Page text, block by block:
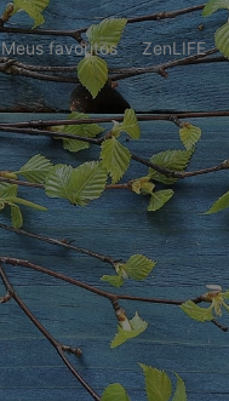
Meus favoritos ZenLIFE